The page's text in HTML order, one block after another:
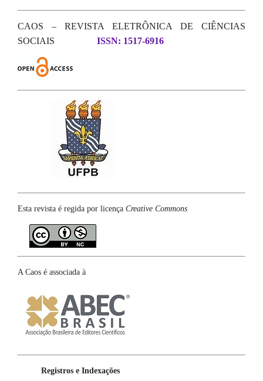
CAOS – REVISTA ELETRÔNICA DE CIÊNCIAS
SOCIAIS
ISSN: 1517-6916
Esta revista é regida por licença Creative Commons
A Caos é associada à
Registros e Indexações